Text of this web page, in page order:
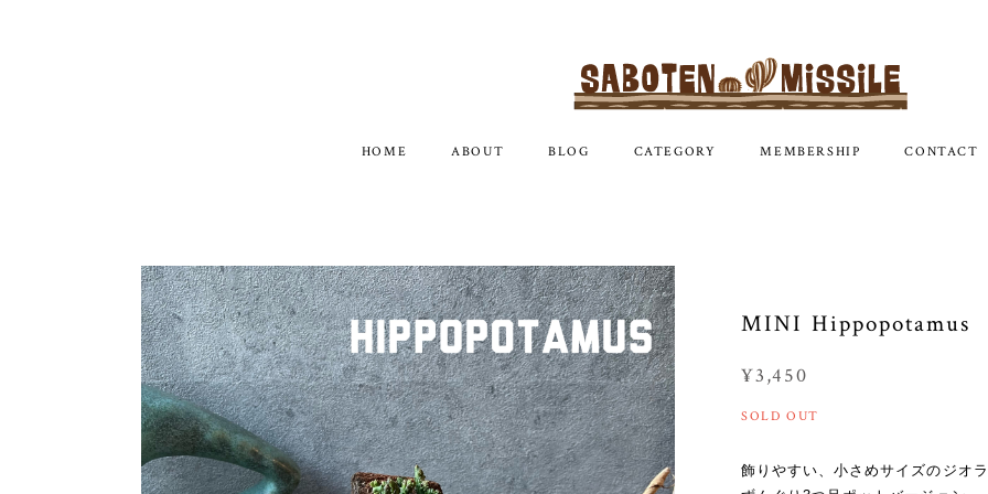
HOME ABOUT BLOG CATEGORY MEMBERSHIP CONTACT
MINI Hippopotamus
¥3,450
SOLD OUT
飾りやすい、小さめサイズのジオ